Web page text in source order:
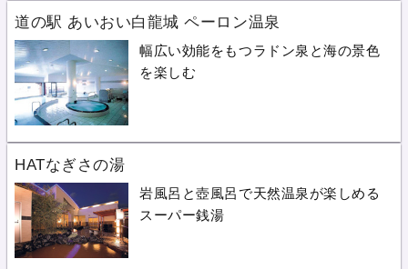
道の駅 あいおい白龍城 ペーロン温泉
幅広い効能をもつラドン泉と海の景色
を楽しむ
HATなぎさの湯
岩風呂と壺風呂で天然温泉が楽しめる
スーパー銭湯